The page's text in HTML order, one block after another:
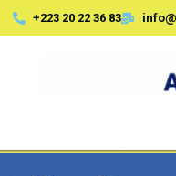
+223 20 22 36 83